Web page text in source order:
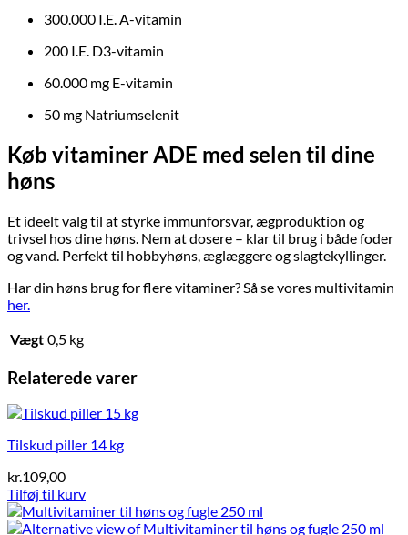
300.000 I.E. A-vitamin
200 I.E. D3-vitamin
60.000 mg E-vitamin
50 mg Natriumselenit
Køb vitaminer ADE med selen til dine
høns
Et ideelt valg til at styrke immunforsvar, ægproduktion og
trivsel hos dine høns. Nem at dosere – klar til brug i både foder
og vand. Perfekt til hobbyhøns, æglæggere og slagtekyllinger.
Har din høns brug for flere vitaminer? Så se vores multivitamin
her.
Vægt 0,5 kg
Relaterede varer
Tilskud piller 14 kg
kr.109,00
Tilføj til kurv